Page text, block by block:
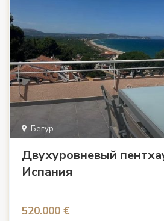
Бегур
Двухуровневый
Испания
520.000 €